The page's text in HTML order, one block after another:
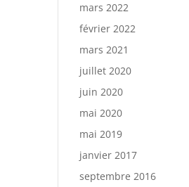
mars 2022
février 2022
mars 2021
juillet 2020
juin 2020
mai 2020
mai 2019
janvier 2017
septembre 2016